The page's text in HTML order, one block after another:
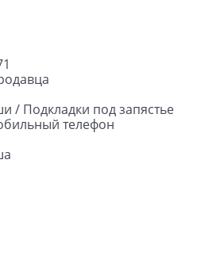
/ Подкладки под запястье
телефон